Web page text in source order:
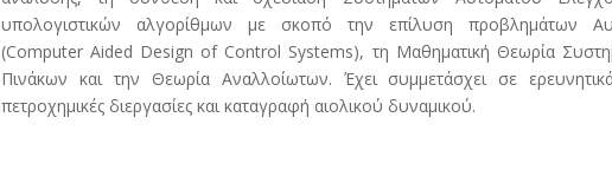
υπολογιστικών αλγορίθμων με σκοπό την επίλυση προβλημάτων
(Computer Aided Design of Control Systems), τη Μαθηματική Θεωρία
Πινάκων και την Θεωρία Αναλλοίωτων. Έχει συμμετάσχει σε
πετροχημικές διεργασίες και καταγραφή αιολικού δυναμικού.